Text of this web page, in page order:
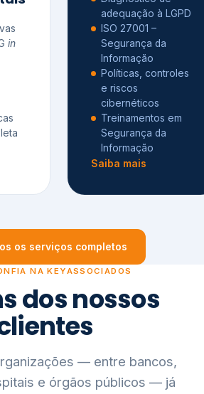
in
adequação à LGPD
ISO 27001 –
Segurança da
Informação
Políticas, controles
e riscos
cibernéticos
Treinamentos em
Segurança da
Informação
Saiba mais
os serviços completos
NA KEYASSOCIADOS
dos nossos
— entre bancos,
e órgãos públicos — já